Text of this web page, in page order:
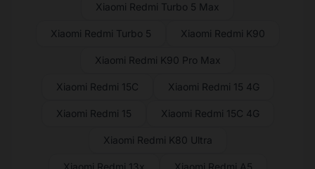
Xiaomi Redmi Turbo 5 Max
Xiaomi Redmi Turbo 5 Xiaomi Redmi K90
Xiaomi Redmi K90 Pro Max
Xiaomi Redmi 15C Xiaomi Redmi 15 4G
Xiaomi Redmi 15 Xiaomi Redmi 15C 4G
Xiaomi Redmi K80 Ultra
Xiaomi Redmi 13x Xiaomi Redmi A5